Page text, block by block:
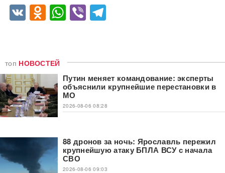
VKOdnoklassniki
WhatsApp
Viber
топ НОВОСТЕЙ
Путин меняет командование: эксперты
объяснили крупнейшие перестановки в
МО
2026-08-06 08:28
88 дронов за ночь: Ярославль пережил
крупнейшую атаку БПЛА ВСУ с начала
СВО
2026-08-06 09:03